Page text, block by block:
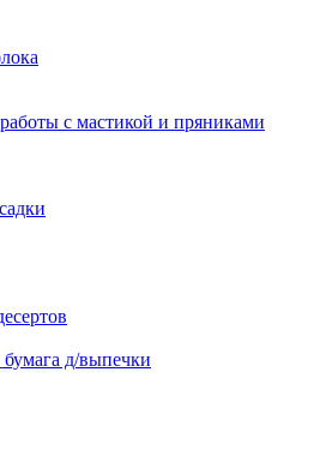
с мастикой и пряниками
д/выпечки